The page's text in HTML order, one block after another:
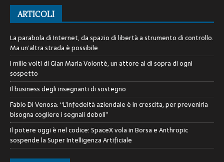
ARTICOLI
La parabola di Internet, da spazio di libertà a strumento di controllo.
Ma un’altra strada è possibile
I mille volti di Gian Maria Volontè, un attore al di sopra di ogni
sospetto
Il business degli insegnanti di sostegno
Fabio Di Venosa: “L’infedeltà aziendale è in crescita, per prevenirla
bisogna cogliere i segnali deboli”
Il potere oggi è nel codice: SpaceX vola in Borsa e Anthropic
sospende la Super Intelligenza Artificiale